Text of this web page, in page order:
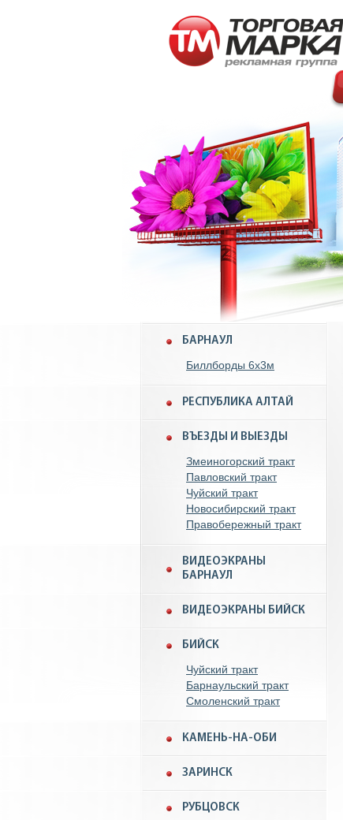
БАРНАУЛ
Биллборды 6x3м
РЕСПУБЛИКА АЛТАЙ
ВЪЕЗДЫ И ВЫЕЗДЫ
Змеиногорский тракт
Павловский тракт
Чуйский тракт
Новосибирский тракт
Правобережный тракт
ВИДЕОЭКРАНЫ
БАРНАУЛ
ВИДЕОЭКРАНЫ БИЙСК
БИЙСК
Чуйский тракт
Барнаульский тракт
Смоленский тракт
КАМЕНЬ-НА-ОБИ
ЗАРИНСК
РУБЦОВСК